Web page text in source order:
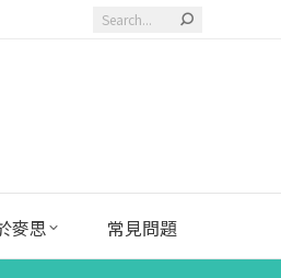
Search:
麥思 常見問題